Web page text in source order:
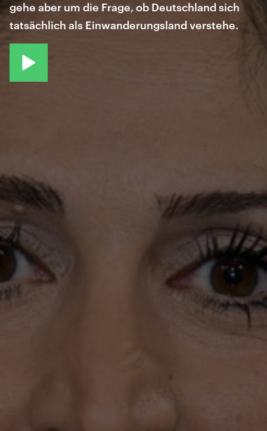
gehe aber um die Frage, ob Deutschland sich
tatsächlich als Einwanderungsland verstehe.